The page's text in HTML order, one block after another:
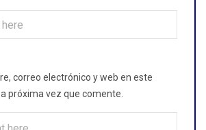
correo electrónico y web en este
próxima vez que comente.